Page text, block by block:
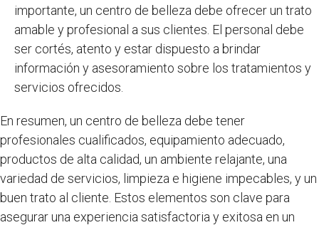
importante, un centro de belleza debe ofrecer un trato
amable y profesional a sus clientes. El personal debe
ser cortés, atento y estar dispuesto a brindar
información y asesoramiento sobre los tratamientos y
servicios ofrecidos.
En resumen, un centro de belleza debe tener
profesionales cualificados, equipamiento adecuado,
productos de alta calidad, un ambiente relajante, una
variedad de servicios, limpieza e higiene impecables, y un
buen trato al cliente. Estos elementos son clave para
asegurar una experiencia satisfactoria y exitosa en un